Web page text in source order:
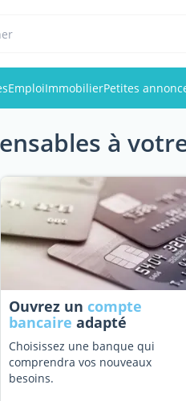
EmploiImmobilierPetites
à
Ouvrez un compte
bancaire adapté
Choisissez une banque qui
comprendra vos nouveaux
besoins.